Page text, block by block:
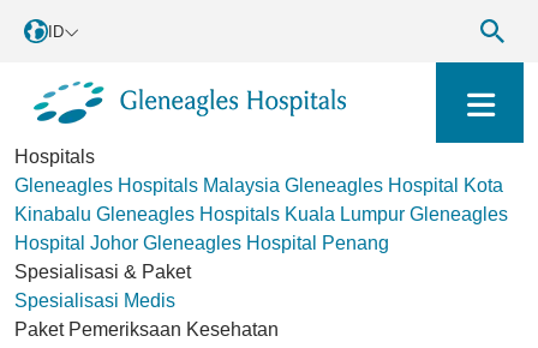
ID
Hospitals
Gleneagles Hospitals Malaysia Gleneagles Hospital Kota
Kinabalu Gleneagles Hospitals Kuala Lumpur Gleneagles
Hospital Johor Gleneagles Hospital Penang
Spesialisasi & Paket
Spesialisasi Medis
Paket Pemeriksaan Kesehatan